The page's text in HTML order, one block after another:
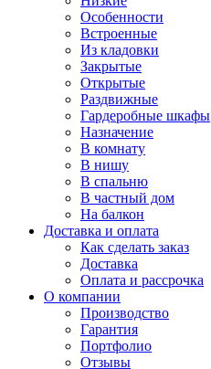
Особенности
Встроенные
Из кладовки
Закрытые
Открытые
Раздвижные
Гардеробные шкафы
Назначение
В комнату
В нишу
В спальню
В частный дом
На балкон
Доставка и оплата
Как сделать заказ
Доставка
Оплата и рассрочка
О компании
Производство
Гарантия
Портфолио
Отзывы